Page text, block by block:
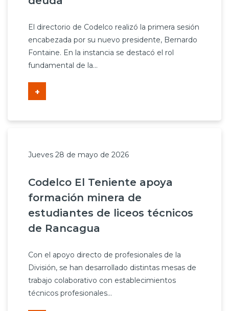
El directorio de Codelco realizó la primera sesión
encabezada por su nuevo presidente, Bernardo
Fontaine. En la instancia se destacó el rol
fundamental de la...
+
Jueves 28 de mayo de 2026
Codelco El Teniente apoya
formación minera de
estudiantes de liceos técnicos
de Rancagua
Con el apoyo directo de profesionales de la
División, se han desarrollado distintas mesas de
trabajo colaborativo con establecimientos
técnicos profesionales...